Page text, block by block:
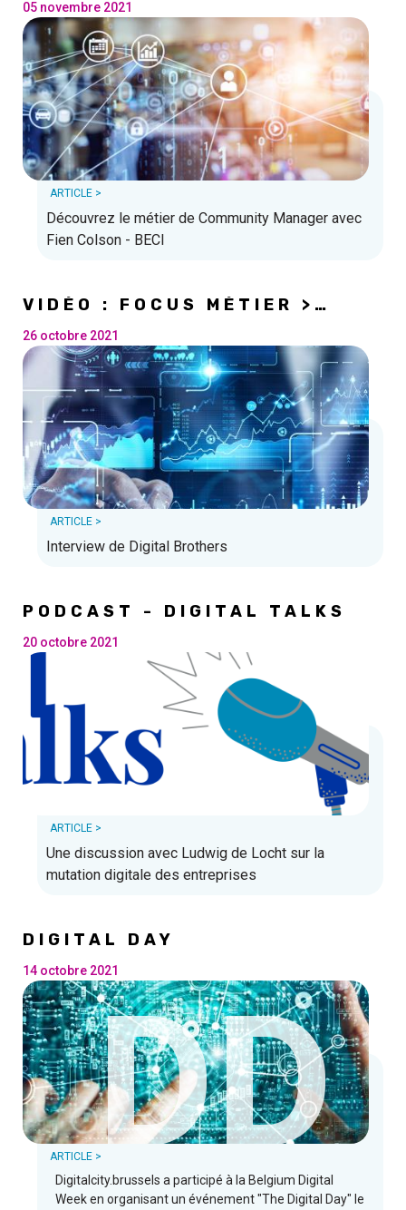
05 novembre 2021
ARTICLE >
Découvrez le métier de Community Manager avec
Fien Colson - BECI
VIDÉO : FOCUS MÉTIER >
26 octobre 2021
ARTICLE >
Interview de Digital Brothers
PODCAST - DIGITAL TALKS
20 octobre 2021
ARTICLE >
Une discussion avec Ludwig de Locht sur la
mutation digitale des entreprises
DIGITAL DAY
14 octobre 2021
DD
ARTICLE >
Digitalcity.brussels a participé à la Belgium Digital
Week en organisant un événement "The Digital Day" le